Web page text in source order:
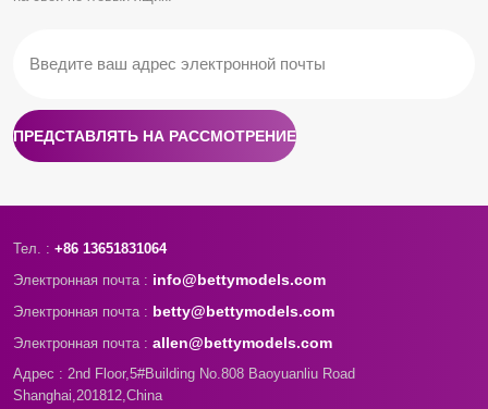
ПРЕДСТАВЛЯТЬ НА РАССМОТРЕНИЕ
Тел. : +86 13651831064
Электронная почта : info@bettymodels.com
Электронная почта : betty@bettymodels.com
Электронная почта : allen@bettymodels.com
Адрес : 2nd Floor,5#Building No.808 Baoyuanliu Road
Shanghai,201812,China